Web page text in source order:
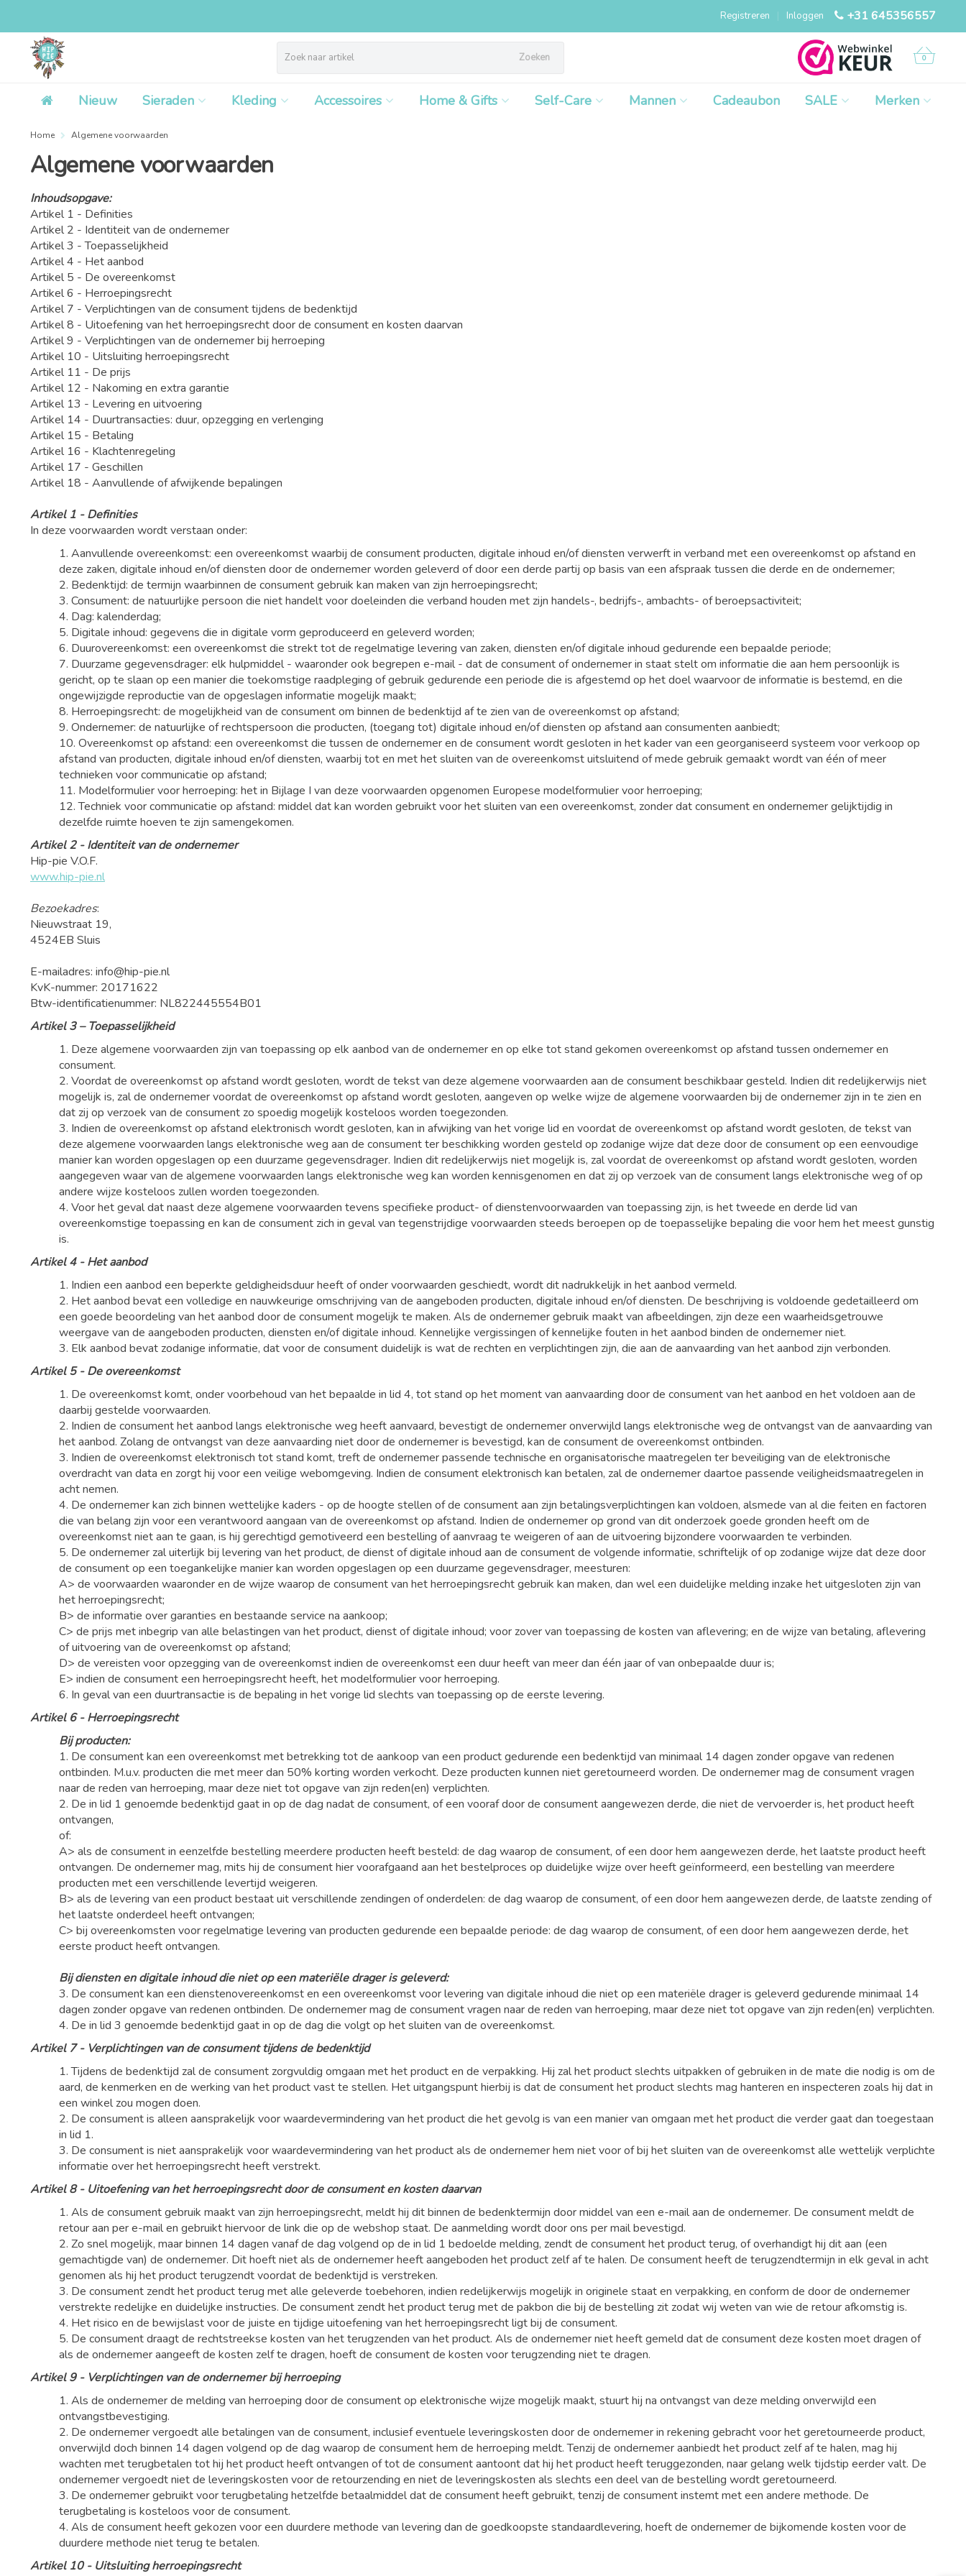
+31 645356557
Inloggen
|
Registreren
Zoeken 0
Nieuw Sieraden Kleding Accessoires Home & Gifts Self-Care Mannen Cadeaubon SALE Merken
Home Algemene voorwaarden
Algemene voorwaarden
Inhoudsopgave:
Artikel 1 - Definities
Artikel 2 - Identiteit van de ondernemer
Artikel 3 - Toepasselijkheid
Artikel 4 - Het aanbod
Artikel 5 - De overeenkomst
Artikel 6 - Herroepingsrecht
Artikel 7 - Verplichtingen van de consument tijdens de bedenktijd
Artikel 8 - Uitoefening van het herroepingsrecht door de consument en kosten daarvan
Artikel 9 - Verplichtingen van de ondernemer bij herroeping
Artikel 10 - Uitsluiting herroepingsrecht
Artikel 11 - De prijs
Artikel 12 - Nakoming en extra garantie
Artikel 13 - Levering en uitvoering
Artikel 14 - Duurtransacties: duur, opzegging en verlenging
Artikel 15 - Betaling
Artikel 16 - Klachtenregeling
Artikel 17 - Geschillen
Artikel 18 - Aanvullende of afwijkende bepalingen
Artikel 1 - Definities
In deze voorwaarden wordt verstaan onder:
1. Aanvullende overeenkomst: een overeenkomst waarbij de consument producten, digitale inhoud en/of diensten verwerft in verband met een overeenkomst op afstand en
deze zaken, digitale inhoud en/of diensten door de ondernemer worden geleverd of door een derde partij op basis van een afspraak tussen die derde en de ondernemer;
2. Bedenktijd: de termijn waarbinnen de consument gebruik kan maken van zijn herroepingsrecht;
3. Consument: de natuurlijke persoon die niet handelt voor doeleinden die verband houden met zijn handels-, bedrijfs-, ambachts- of beroepsactiviteit;
4. Dag: kalenderdag;
5. Digitale inhoud: gegevens die in digitale vorm geproduceerd en geleverd worden;
6. Duurovereenkomst: een overeenkomst die strekt tot de regelmatige levering van zaken, diensten en/of digitale inhoud gedurende een bepaalde periode;
7. Duurzame gegevensdrager: elk hulpmiddel - waaronder ook begrepen e-mail - dat de consument of ondernemer in staat stelt om informatie die aan hem persoonlijk is
gericht, op te slaan op een manier die toekomstige raadpleging of gebruik gedurende een periode die is afgestemd op het doel waarvoor de informatie is bestemd, en die
ongewijzigde reproductie van de opgeslagen informatie mogelijk maakt;
8. Herroepingsrecht: de mogelijkheid van de consument om binnen de bedenktijd af te zien van de overeenkomst op afstand;
9. Ondernemer: de natuurlijke of rechtspersoon die producten, (toegang tot) digitale inhoud en/of diensten op afstand aan consumenten aanbiedt;
10. Overeenkomst op afstand: een overeenkomst die tussen de ondernemer en de consument wordt gesloten in het kader van een georganiseerd systeem voor verkoop op
afstand van producten, digitale inhoud en/of diensten, waarbij tot en met het sluiten van de overeenkomst uitsluitend of mede gebruik gemaakt wordt van één of meer
technieken voor communicatie op afstand;
11. Modelformulier voor herroeping: het in Bijlage I van deze voorwaarden opgenomen Europese modelformulier voor herroeping;
12. Techniek voor communicatie op afstand: middel dat kan worden gebruikt voor het sluiten van een overeenkomst, zonder dat consument en ondernemer gelijktijdig in
dezelfde ruimte hoeven te zijn samengekomen.
Artikel 2 - Identiteit van de ondernemer
Hip-pie V.O.F.
www.hip-pie.nl
Bezoekadres:
Nieuwstraat 19,
4524EB Sluis
E-mailadres: info@hip-pie.nl
KvK-nummer: 20171622
Btw-identificatienummer: NL822445554B01
Artikel 3 – Toepasselijkheid
1. Deze algemene voorwaarden zijn van toepassing op elk aanbod van de ondernemer en op elke tot stand gekomen overeenkomst op afstand tussen ondernemer en
consument.
2. Voordat de overeenkomst op afstand wordt gesloten, wordt de tekst van deze algemene voorwaarden aan de consument beschikbaar gesteld. Indien dit redelijkerwijs niet
mogelijk is, zal de ondernemer voordat de overeenkomst op afstand wordt gesloten, aangeven op welke wijze de algemene voorwaarden bij de ondernemer zijn in te zien en
dat zij op verzoek van de consument zo spoedig mogelijk kosteloos worden toegezonden.
3. Indien de overeenkomst op afstand elektronisch wordt gesloten, kan in afwijking van het vorige lid en voordat de overeenkomst op afstand wordt gesloten, de tekst van
deze algemene voorwaarden langs elektronische weg aan de consument ter beschikking worden gesteld op zodanige wijze dat deze door de consument op een eenvoudige
manier kan worden opgeslagen op een duurzame gegevensdrager. Indien dit redelijkerwijs niet mogelijk is, zal voordat de overeenkomst op afstand wordt gesloten, worden
aangegeven waar van de algemene voorwaarden langs elektronische weg kan worden kennisgenomen en dat zij op verzoek van de consument langs elektronische weg of op
andere wijze kosteloos zullen worden toegezonden.
4. Voor het geval dat naast deze algemene voorwaarden tevens specifieke product- of dienstenvoorwaarden van toepassing zijn, is het tweede en derde lid van
overeenkomstige toepassing en kan de consument zich in geval van tegenstrijdige voorwaarden steeds beroepen op de toepasselijke bepaling die voor hem het meest gunstig
is.
Artikel 4 - Het aanbod
1. Indien een aanbod een beperkte geldigheidsduur heeft of onder voorwaarden geschiedt, wordt dit nadrukkelijk in het aanbod vermeld.
2. Het aanbod bevat een volledige en nauwkeurige omschrijving van de aangeboden producten, digitale inhoud en/of diensten. De beschrijving is voldoende gedetailleerd om
een goede beoordeling van het aanbod door de consument mogelijk te maken. Als de ondernemer gebruik maakt van afbeeldingen, zijn deze een waarheidsgetrouwe
weergave van de aangeboden producten, diensten en/of digitale inhoud. Kennelijke vergissingen of kennelijke fouten in het aanbod binden de ondernemer niet.
3. Elk aanbod bevat zodanige informatie, dat voor de consument duidelijk is wat de rechten en verplichtingen zijn, die aan de aanvaarding van het aanbod zijn verbonden.
Artikel 5 - De overeenkomst
1. De overeenkomst komt, onder voorbehoud van het bepaalde in lid 4, tot stand op het moment van aanvaarding door de consument van het aanbod en het voldoen aan de
daarbij gestelde voorwaarden.
2. Indien de consument het aanbod langs elektronische weg heeft aanvaard, bevestigt de ondernemer onverwijld langs elektronische weg de ontvangst van de aanvaarding van
het aanbod. Zolang de ontvangst van deze aanvaarding niet door de ondernemer is bevestigd, kan de consument de overeenkomst ontbinden.
3. Indien de overeenkomst elektronisch tot stand komt, treft de ondernemer passende technische en organisatorische maatregelen ter beveiliging van de elektronische
overdracht van data en zorgt hij voor een veilige webomgeving. Indien de consument elektronisch kan betalen, zal de ondernemer daartoe passende veiligheidsmaatregelen in
acht nemen.
4. De ondernemer kan zich binnen wettelijke kaders - op de hoogte stellen of de consument aan zijn betalingsverplichtingen kan voldoen, alsmede van al die feiten en factoren
die van belang zijn voor een verantwoord aangaan van de overeenkomst op afstand. Indien de ondernemer op grond van dit onderzoek goede gronden heeft om de
overeenkomst niet aan te gaan, is hij gerechtigd gemotiveerd een bestelling of aanvraag te weigeren of aan de uitvoering bijzondere voorwaarden te verbinden.
5. De ondernemer zal uiterlijk bij levering van het product, de dienst of digitale inhoud aan de consument de volgende informatie, schriftelijk of op zodanige wijze dat deze door
de consument op een toegankelijke manier kan worden opgeslagen op een duurzame gegevensdrager, meesturen:
A> de voorwaarden waaronder en de wijze waarop de consument van het herroepingsrecht gebruik kan maken, dan wel een duidelijke melding inzake het uitgesloten zijn van
het herroepingsrecht;
B> de informatie over garanties en bestaande service na aankoop;
C> de prijs met inbegrip van alle belastingen van het product, dienst of digitale inhoud; voor zover van toepassing de kosten van aflevering; en de wijze van betaling, aflevering
of uitvoering van de overeenkomst op afstand;
D> de vereisten voor opzegging van de overeenkomst indien de overeenkomst een duur heeft van meer dan één jaar of van onbepaalde duur is;
E> indien de consument een herroepingsrecht heeft, het modelformulier voor herroeping.
6. In geval van een duurtransactie is de bepaling in het vorige lid slechts van toepassing op de eerste levering.
Artikel 6 - Herroepingsrecht
Bij producten:
1. De consument kan een overeenkomst met betrekking tot de aankoop van een product gedurende een bedenktijd van minimaal 14 dagen zonder opgave van redenen
ontbinden. M.u.v. producten die met meer dan 50% korting worden verkocht. Deze producten kunnen niet geretourneerd worden. De ondernemer mag de consument vragen
naar de reden van herroeping, maar deze niet tot opgave van zijn reden(en) verplichten.
2. De in lid 1 genoemde bedenktijd gaat in op de dag nadat de consument, of een vooraf door de consument aangewezen derde, die niet de vervoerder is, het product heeft
ontvangen,
of:
A> als de consument in eenzelfde bestelling meerdere producten heeft besteld: de dag waarop de consument, of een door hem aangewezen derde, het laatste product heeft
ontvangen. De ondernemer mag, mits hij de consument hier voorafgaand aan het bestelproces op duidelijke wijze over heeft geïnformeerd, een bestelling van meerdere
producten met een verschillende levertijd weigeren.
B> als de levering van een product bestaat uit verschillende zendingen of onderdelen: de dag waarop de consument, of een door hem aangewezen derde, de laatste zending of
het laatste onderdeel heeft ontvangen;
C> bij overeenkomsten voor regelmatige levering van producten gedurende een bepaalde periode: de dag waarop de consument, of een door hem aangewezen derde, het
eerste product heeft ontvangen.
Bij diensten en digitale inhoud die niet op een materiële drager is geleverd:
3. De consument kan een dienstenovereenkomst en een overeenkomst voor levering van digitale inhoud die niet op een materiële drager is geleverd gedurende minimaal 14
dagen zonder opgave van redenen ontbinden. De ondernemer mag de consument vragen naar de reden van herroeping, maar deze niet tot opgave van zijn reden(en) verplichten.
4. De in lid 3 genoemde bedenktijd gaat in op de dag die volgt op het sluiten van de overeenkomst.
Artikel 7 - Verplichtingen van de consument tijdens de bedenktijd
1. Tijdens de bedenktijd zal de consument zorgvuldig omgaan met het product en de verpakking. Hij zal het product slechts uitpakken of gebruiken in de mate die nodig is om de
aard, de kenmerken en de werking van het product vast te stellen. Het uitgangspunt hierbij is dat de consument het product slechts mag hanteren en inspecteren zoals hij dat in
een winkel zou mogen doen.
2. De consument is alleen aansprakelijk voor waardevermindering van het product die het gevolg is van een manier van omgaan met het product die verder gaat dan toegestaan
in lid 1.
3. De consument is niet aansprakelijk voor waardevermindering van het product als de ondernemer hem niet voor of bij het sluiten van de overeenkomst alle wettelijk verplichte
informatie over het herroepingsrecht heeft verstrekt.
Artikel 8 - Uitoefening van het herroepingsrecht door de consument en kosten daarvan
1. Als de consument gebruik maakt van zijn herroepingsrecht, meldt hij dit binnen de bedenktermijn door middel van een e-mail aan de ondernemer. De consument meldt de
retour aan per e-mail en gebruikt hiervoor de link die op de webshop staat. De aanmelding wordt door ons per mail bevestigd.
2. Zo snel mogelijk, maar binnen 14 dagen vanaf de dag volgend op de in lid 1 bedoelde melding, zendt de consument het product terug, of overhandigt hij dit aan (een
gemachtigde van) de ondernemer. Dit hoeft niet als de ondernemer heeft aangeboden het product zelf af te halen. De consument heeft de terugzendtermijn in elk geval in acht
genomen als hij het product terugzendt voordat de bedenktijd is verstreken.
3. De consument zendt het product terug met alle geleverde toebehoren, indien redelijkerwijs mogelijk in originele staat en verpakking, en conform de door de ondernemer
verstrekte redelijke en duidelijke instructies. De consument zendt het product terug met de pakbon die bij de bestelling zit zodat wij weten van wie de retour afkomstig is.
4. Het risico en de bewijslast voor de juiste en tijdige uitoefening van het herroepingsrecht ligt bij de consument.
5. De consument draagt de rechtstreekse kosten van het terugzenden van het product. Als de ondernemer niet heeft gemeld dat de consument deze kosten moet dragen of
als de ondernemer aangeeft de kosten zelf te dragen, hoeft de consument de kosten voor terugzending niet te dragen.
Artikel 9 - Verplichtingen van de ondernemer bij herroeping
1. Als de ondernemer de melding van herroeping door de consument op elektronische wijze mogelijk maakt, stuurt hij na ontvangst van deze melding onverwijld een
ontvangstbevestiging.
2. De ondernemer vergoedt alle betalingen van de consument, inclusief eventuele leveringskosten door de ondernemer in rekening gebracht voor het geretourneerde product,
onverwijld doch binnen 14 dagen volgend op de dag waarop de consument hem de herroeping meldt. Tenzij de ondernemer aanbiedt het product zelf af te halen, mag hij
wachten met terugbetalen tot hij het product heeft ontvangen of tot de consument aantoont dat hij het product heeft teruggezonden, naar gelang welk tijdstip eerder valt. De
ondernemer vergoedt niet de leveringskosten voor de retourzending en niet de leveringskosten als slechts een deel van de bestelling wordt geretourneerd.
3. De ondernemer gebruikt voor terugbetaling hetzelfde betaalmiddel dat de consument heeft gebruikt, tenzij de consument instemt met een andere methode. De
terugbetaling is kosteloos voor de consument.
4. Als de consument heeft gekozen voor een duurdere methode van levering dan de goedkoopste standaardlevering, hoeft de ondernemer de bijkomende kosten voor de
duurdere methode niet terug te betalen.
Artikel 10 - Uitsluiting herroepingsrecht